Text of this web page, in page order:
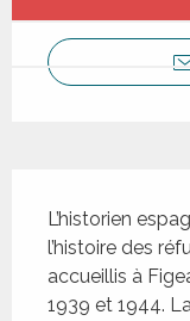
L’historien
l’histoire des
accueillis à
1939 et 1944.